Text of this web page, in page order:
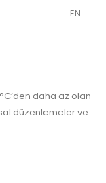
daha az olan
düzenlemeler ve